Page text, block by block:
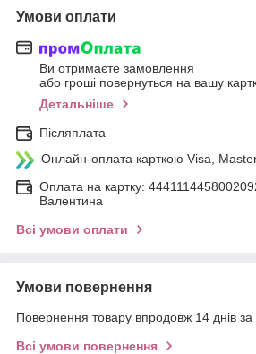
Умови оплати
Ви отримаєте замовлення
або гроші повернуться на вашу
Детальніше
Післяплата
Онлайн-оплата карткою Visa,
Оплата на картку:
Валентина
Всі умови оплати
Умови повернення
Повернення товару впродовж 14 днів за
Всі умови повернення